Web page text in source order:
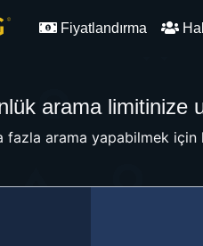
Fiyatlandırma
arama limitinize
fazla arama yapabilmek için